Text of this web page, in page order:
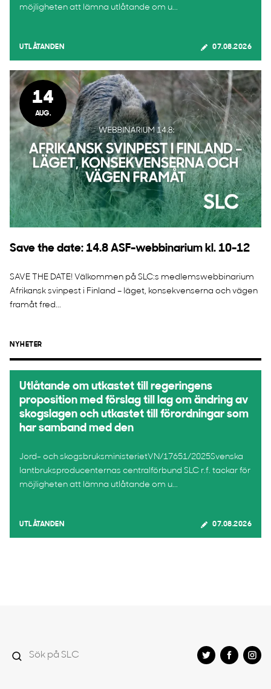
möjligheten att lämna utlåtande om u...
UTLÅTANDEN 07.08.2026
14
AUG.
Save the date: 14.8 ASF-webbinarium kl. 10-12
SAVE THE DATE! Välkommen på SLC:s medlemswebbinarium
Afrikansk svinpest i Finland – läget, konsekvenserna och vägen
framåt fred...
NYHETER
Utlåtande om utkastet till regeringens
proposition med förslag till lag om ändring av
skogslagen och utkastet till förordningar som
har samband med den
Jord- och skogsbruksministerietVN/17651/2025Svenska
lantbruksproducenternas centralförbund SLC r.f. tackar för
möjligheten att lämna utlåtande om u...
UTLÅTANDEN 07.08.2026